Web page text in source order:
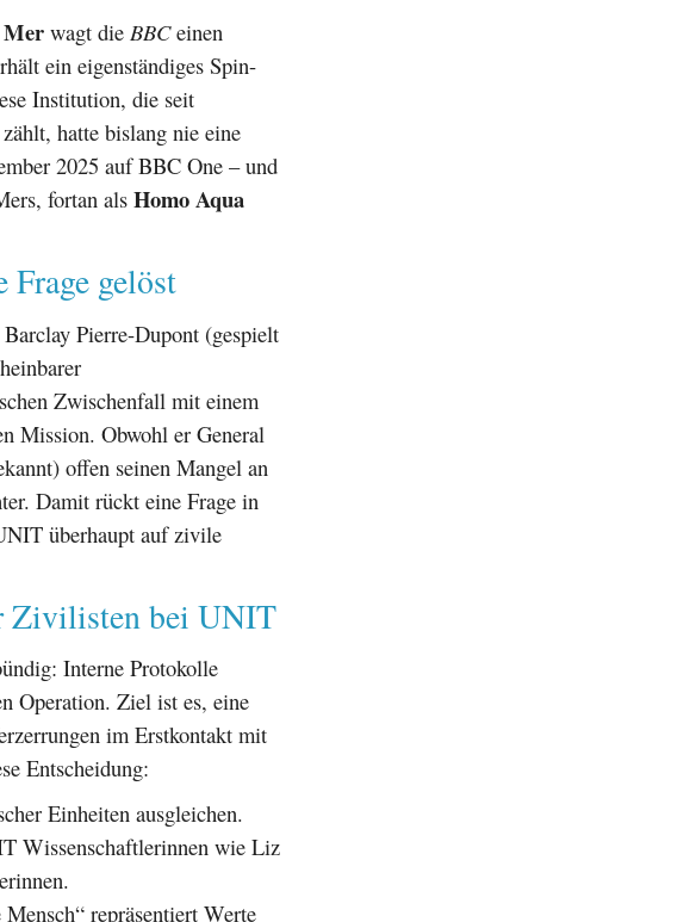
Mer wagt die BBCeinen
ein eigenständiges Spin-
Institution, die seit
hatte bislang nie eine
2025 auf BBC One – und
fortan als Homo Aqua
gelöst
Pierre-Dupont (gespielt
Zwischenfall mit einem
Mission. Obwohl er General
offen seinen Mangel an
Damit rückt eine Frage in
überhaupt auf zivile
Zivilisten bei UNIT
Interne Protokolle
Operation. Ziel ist es, eine
im Erstkontakt mit
Entscheidung:
Einheiten ausgleichen.
Wissenschaftlerinnen wie Liz
repräsentiert Werte